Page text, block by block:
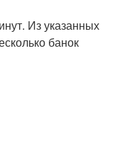
Из указанных
банок